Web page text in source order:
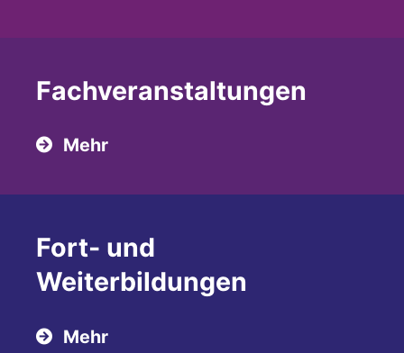
Fach­veranstaltungen
Mehr
Fort- und
Weiterbildungen
Mehr